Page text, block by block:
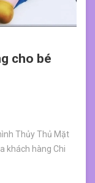
cho bé
Thủy Thủ Mặt
khách hàng Chi